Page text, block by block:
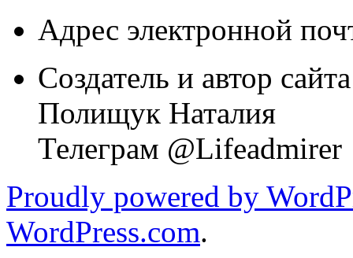
Адрес электронной
Создатель и автор сайта
Полищук Наталия
Телеграм @Lifeadmirer
Proudly powered by
WordPress.com.